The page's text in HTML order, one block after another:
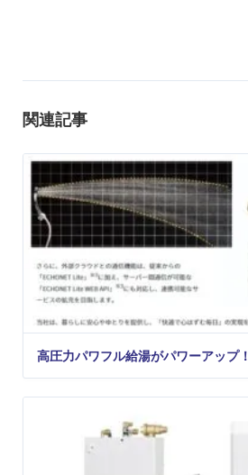
関連記事
高圧力パワフル給湯がパワーアップ！